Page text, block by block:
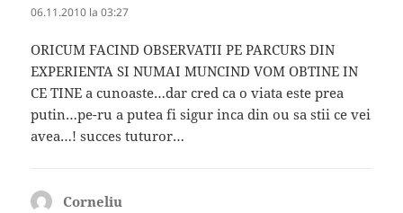
06.11.2010 la 03:27
ORICUM FACIND OBSERVATII PE PARCURS DIN
EXPERIENTA SI NUMAI MUNCIND VOM OBTINE IN
CE TINE a cunoaste…dar cred ca o viata este prea
putin…pe-ru a putea fi sigur inca din ou sa stii ce vei
avea…! succes tuturor…
Corneliu